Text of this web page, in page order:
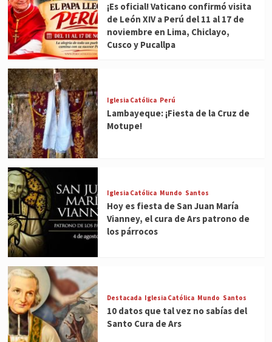
¡Es oficial! Vaticano confirmó visita
de León XIV a Perú del 11 al 17 de
noviembre en Lima, Chiclayo,
Cusco y Pucallpa
Iglesia Católica Perú
Lambayeque: ¡Fiesta de la Cruz de
Motupe!
Iglesia Católica Mundo Santos
Hoy es fiesta de San Juan María
Vianney, el cura de Ars patrono de
los párrocos
Destacada Iglesia Católica Mundo Santos
10 datos que tal vez no sabías del
Santo Cura de Ars